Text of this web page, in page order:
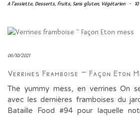
A l'assiette, Desserts, fruits, Sans gluten, Végétarien -
06/10/2021
Verrines Framboise ~ Façon Eton
The yummy mess, en verrines On
avec les dernières framboises du
Bataille Food #94 pour laquelle